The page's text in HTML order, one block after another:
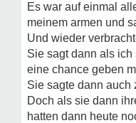
Es war auf einmal
meinem armen und
Und wieder
Sie sagt dann als
eine chance geben
Sie sagte dann auch
Doch als sie dann
hatten dann heute